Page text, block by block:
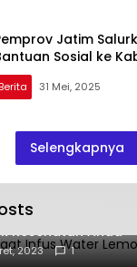
Jatim
Sosial ke
Berita 31 Mei, 2025
Selengkapnya
Manfaat Infus
Kesehatan Anda
2023 1